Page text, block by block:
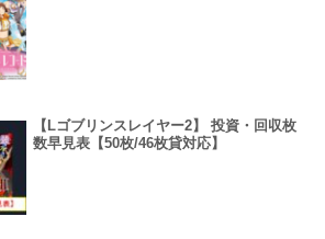
【Lゴブリンスレイヤー2】 投資・回収枚
数早見表【50枚/46枚貸対応】